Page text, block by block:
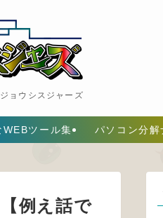
ョウシスジャーズ
WEBツール集 パソコン分解
例え話で